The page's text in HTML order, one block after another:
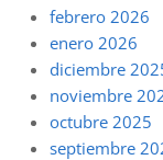
febrero 2026
enero 2026
diciembre
noviembre
octubre 2025
septiembre